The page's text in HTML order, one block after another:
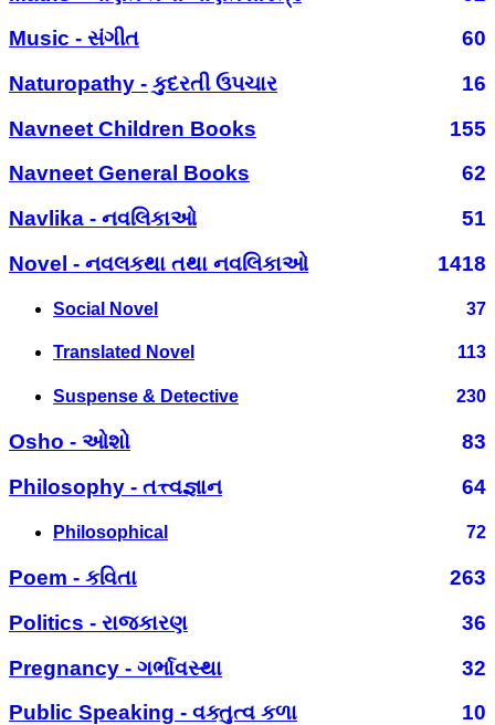
Music - સંગીત
60
Naturopathy - કુદરતી ઉપચાર
16
Navneet Children Books
155
Navneet General Books
62
Navlika - નવલિકાઓ
51
Novel - નવલકથા તથા નવલિકાઓ
1418
Social Novel 37
Translated Novel 113
Suspense & Detective 230
Osho - ઓશો
83
Philosophy - તત્ત્વજ્ઞાન
64
Philosophical 72
Poem - કવિતા
263
Politics - રાજકારણ
36
Pregnancy - ગર્ભાવસ્થા
32
Public Speaking - વક્તુત્વ કળા
10